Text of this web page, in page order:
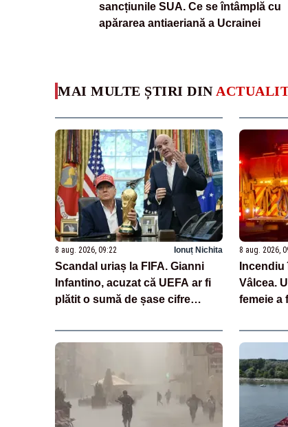
sancțiunile SUA. Ce se întâmplă cu
apărarea antiaeriană a Ucrainei
MAI MULTE ȘTIRI DIN
8 aug. 2026, 09:22 Ionuț Nichita
Scandal uriaș la FIFA. Gianni
Infantino, acuzat că UEFA ar fi
plătit o sumă de șase cifre
8 aug. 2026,
Vâlcea.
femeie a